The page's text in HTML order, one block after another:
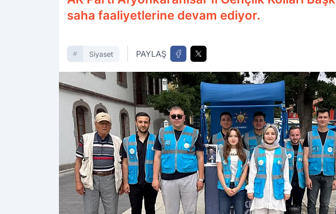
saha faaliyetlerine devam ediyor.
Siyaset PAYLAŞ